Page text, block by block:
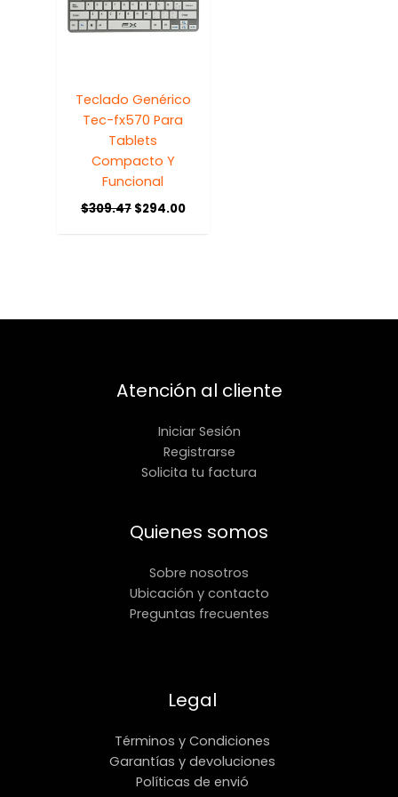
Teclado Genérico
Tec-fx570 Para
Tablets
Compacto Y
Funcional
$309.47 $294.00
Atención al cliente
Iniciar Sesión
Registrarse
Solicita tu factura
Quienes somos
Sobre nosotros
Ubicación y contacto
Preguntas frecuentes
Legal
Términos y Condiciones
Garantías y devoluciones
Políticas de envió